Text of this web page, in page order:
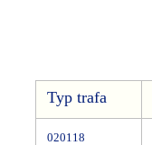
Typ trafa
020118